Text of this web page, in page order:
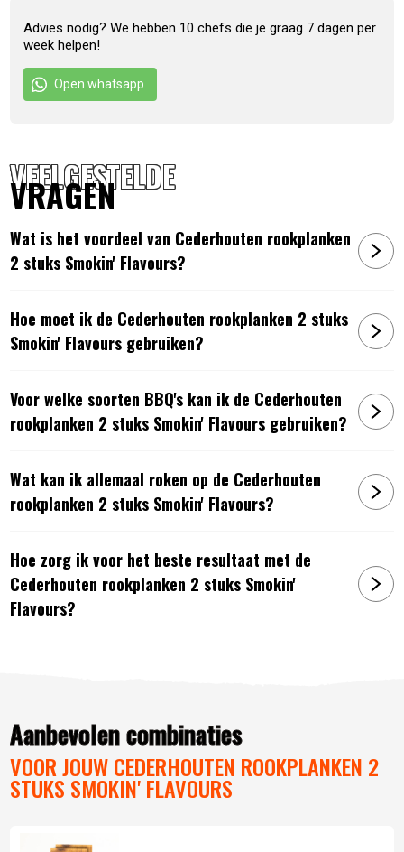
Roken op de BBQ, hoe werkt dat?
Rookplankjes uitgelegd!
Artikelnummer: 7436913110148
Advies nodig? We hebben 10 chefs die je graag 7 dagen per
week helpen!
Open whatsapp
VEELGESTELDE
VRAGEN
Wat is het voordeel van Cederhouten rookplanken
2 stuks Smokin' Flavours?
Hoe moet ik de Cederhouten rookplanken 2 stuks
Smokin' Flavours gebruiken?
Voor welke soorten BBQ's kan ik de Cederhouten
rookplanken 2 stuks Smokin' Flavours gebruiken?
Wat kan ik allemaal roken op de Cederhouten
rookplanken 2 stuks Smokin' Flavours?
Hoe zorg ik voor het beste resultaat met de
Cederhouten rookplanken 2 stuks Smokin'
Flavours?
Aanbevolen combinaties
VOOR JOUW CEDERHOUTEN ROOKPLANKEN 2
STUKS SMOKIN' FLAVOURS